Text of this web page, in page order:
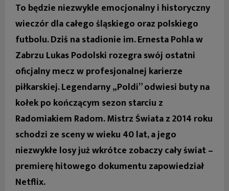
To będzie niezwykle emocjonalny i historyczny
wieczór dla całego śląskiego oraz polskiego
futbolu. Dziś na stadionie im. Ernesta Pohla w
Zabrzu Lukas Podolski rozegra swój ostatni
oficjalny mecz w profesjonalnej karierze
piłkarskiej. Legendarny „Poldi” odwiesi buty na
kołek po kończącym sezon starciu z
Radomiakiem Radom. Mistrz Świata z 2014 roku
schodzi ze sceny w wieku 40 lat, a jego
niezwykłe losy już wkrótce zobaczy cały świat –
premierę hitowego dokumentu zapowiedział
Netflix.